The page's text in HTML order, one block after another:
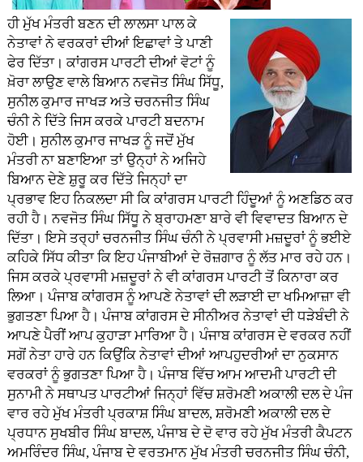
ਹੀ ਮੁੱਖ ਮੰਤਰੀ ਬਣਨ ਦੀ ਲਾਲਸਾ ਪਾਲ ਕੇ
ਨੇਤਾਵਾਂ ਨੇ ਵਰਕਰਾਂ ਦੀਆਂ ਇਛਾਵਾਂ ਤੇ ਪਾਣੀ
ਫੇਰ ਦਿੱਤਾ। ਕਾਂਗਰਸ ਪਾਰਟੀ ਦੀਆਂ ਵੋਟਾਂ ਨੂੰ
ਖ਼ੋਰਾ ਲਾਉਣ ਵਾਲੇ ਬਿਆਨ ਨਵਜੋਤ ਸਿੰਘ ਸਿੱਧੂ,
ਸੁਨੀਲ ਕੁਮਾਰ ਜਾਖੜ ਅਤੇ ਚਰਨਜੀਤ ਸਿੰਘ
ਚੰਨੀ ਨੇ ਦਿੱਤੇ ਜਿਸ ਕਰਕੇ ਪਾਰਟੀ ਬਦਨਾਮ
ਹੋਈ। ਸੁਨੀਲ ਕੁਮਾਰ ਜਾਖੜ ਨੂੰ ਜਦੋਂ ਮੁੱਖ
ਮੰਤਰੀ ਨਾ ਬਣਾਇਆ ਤਾਂ ਉਨ੍ਹਾਂ ਨੇ ਅਜਿਹੇ
ਬਿਆਨ ਦੇਣੇ ਸ਼ੁਰੂ ਕਰ ਦਿੱਤੇ ਜਿਨ੍ਹਾਂ ਦਾ
ਪ੍ਰਭਾਵ ਇਹ ਨਿਕਲਦਾ ਸੀ ਕਿ ਕਾਂਗਰਸ ਪਾਰਟੀ ਹਿੰਦੂਆਂ ਨੂੰ ਅਣਡਿਠ ਕਰ
ਰਹੀ ਹੈ। ਨਵਜੋਤ ਸਿੰਘ ਸਿੱਧੂ ਨੇ ਬ੍ਰਾਹਮਣਾ ਬਾਰੇ ਵੀ ਵਿਵਾਦਤ ਬਿਆਨ ਦੇ
ਦਿੱਤਾ। ਇਸੇ ਤਰ੍ਹਾਂ ਚਰਨਜੀਤ ਸਿੰਘ ਚੰਨੀ ਨੇ ਪ੍ਰਵਾਸੀ ਮਜ਼ਦੂਰਾਂ ਨੂੰ ਭਈਏ
ਕਹਿਕੇ ਸਿੱਧ ਕੀਤਾ ਕਿ ਇਹ ਪੰਜਾਬੀਆਂ ਦੇ ਰੋਜ਼ਗਾਰ ਨੂੰ ਲੱਤ ਮਾਰ ਰਹੇ ਹਨ।
ਜਿਸ ਕਰਕੇ ਪ੍ਰਵਾਸੀ ਮਜ਼ਦੂਰਾਂ ਨੇ ਵੀ ਕਾਂਗਰਸ ਪਾਰਟੀ ਤੋਂ ਕਿਨਾਰਾ ਕਰ
ਲਿਆ। ਪੰਜਾਬ ਕਾਂਗਰਸ ਨੂੰ ਆਪਣੇ ਨੇਤਾਵਾਂ ਦੀ ਲੜਾਈ ਦਾ ਖਮਿਆਜ਼ਾ ਵੀ
ਭੁਗਤਣਾ ਪਿਆ ਹੈ। ਪੰਜਾਬ ਕਾਂਗਰਸ ਦੇ ਸੀਨੀਅਰ ਨੇਤਾਵਾਂ ਦੀ ਧੜੇਬੰਦੀ ਨੇ
ਆਪਣੇ ਪੈਰੀਂ ਆਪ ਕੁਹਾੜਾ ਮਾਰਿਆ ਹੈ। ਪੰਜਾਬ ਕਾਂਗਰਸ ਦੇ ਵਰਕਰ ਨਹੀਂ
ਸਗੋਂ ਨੇਤਾ ਹਾਰੇ ਹਨ ਕਿਉਂਕਿ ਨੇਤਾਵਾਂ ਦੀਆਂ ਆਪਹੁਦਰੀਆਂ ਦਾ ਨੁਕਸਾਨ
ਵਰਕਰਾਂ ਨੂੰ ਭੁਗਤਣਾ ਪਿਆ ਹੈ। ਪੰਜਾਬ ਵਿੱਚ ਆਮ ਆਦਮੀ ਪਾਰਟੀ ਦੀ
ਸੁਨਾਮੀ ਨੇ ਸਥਾਪਤ ਪਾਰਟੀਆਂ ਜਿਨ੍ਹਾਂ ਵਿੱਚ ਸ਼ਰੋਮਣੀ ਅਕਾਲੀ ਦਲ ਦੇ ਪੰਜ
ਵਾਰ ਰਹੇ ਮੁੱਖ ਮੰਤਰੀ ਪ੍ਰਕਾਸ਼ ਸਿੰਘ ਬਾਦਲ, ਸ਼ਰੋਮਣੀ ਅਕਾਲੀ ਦਲ ਦੇ
ਪ੍ਰਧਾਨ ਸੁਖਬੀਰ ਸਿੰਘ ਬਾਦਲ, ਪੰਜਾਬ ਦੇ ਦੋ ਵਾਰ ਰਹੇ ਮੁੱਖ ਮੰਤਰੀ ਕੈਪਟਨ
ਅਮਰਿੰਦਰ ਸਿੰਘ, ਪੰਜਾਬ ਦੇ ਵਰਤਮਾਨ ਮੁੱਖ ਮੰਤਰੀ ਚਰਨਜੀਤ ਸਿੰਘ ਚੰਨੀ,